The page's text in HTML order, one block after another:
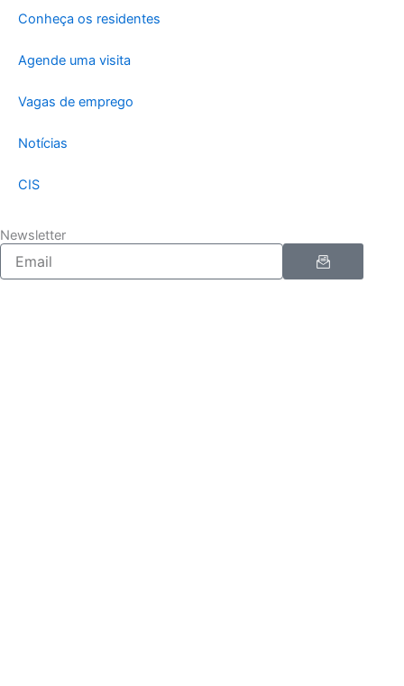
Conheça os residentes
Agende uma visita
Vagas de emprego
Notícias
CIS
Newsletter
Enviar